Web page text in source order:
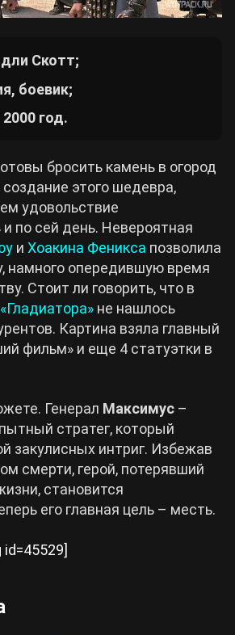
Скотт;
боевик;
год.
бросить камень в огород
создание этого шедевра,
удовольствие
по сей день. Невероятная
и Хоакина Феникса позволила
намного опередившую время
Стоит ли говорить, что в
«Гладиатора» не нашлось
Картина взяла главный
фильм» и еще 4 статуэтки в
Генерал Максимус –
стратег, который
закулисных интриг. Избежав
смерти, герой, потерявший
становится
его главная цель – месть.